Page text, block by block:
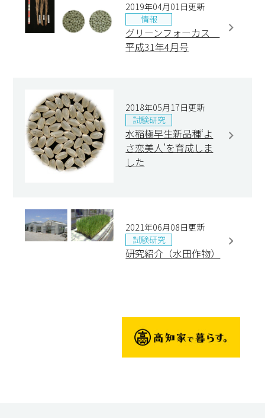
2019年04月01日更新
情報
グリーンフォーカス
平成31年4月号
2018年05月17日更新
試験研究
水稲極早生新品種‘よ
さ恋美人’を育成しま
した
2021年06月08日更新
試験研究
研究紹介（水田作物）